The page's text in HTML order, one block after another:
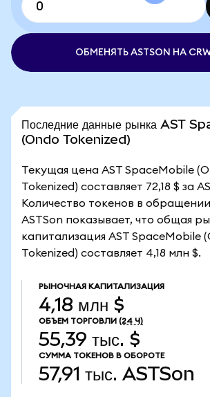
ОБМЕНЯТЬ ASTSON НА
Последние данные рынка AST
(Ondo Tokenized)
Текущая цена AST SpaceMobile
Tokenized) составляет 72,18 $ за
Количество токенов в обращении
ASTSon показывает, что общая
капитализация AST SpaceMobile
Tokenized) составляет 4,18 млн $.
РЫНОЧНАЯ КАПИТАЛИЗАЦИЯ
4,18 млн $
ОБЪЕМ ТОРГОВЛИ (24 Ч)
55,39 тыс. $
СУММА ТОКЕНОВ В ОБОРОТЕ
57,91 тыс. ASTSon